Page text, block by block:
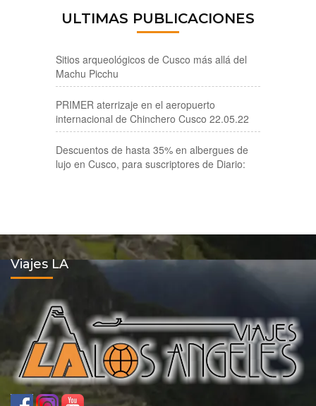
ULTIMAS PUBLICACIONES
Sitios arqueológicos de Cusco más allá del
Machu Picchu
PRIMER aterrizaje en el aeropuerto
internacional de Chinchero Cusco 22.05.22
Descuentos de hasta 35% en albergues de
lujo en Cusco, para suscriptores de Diario:
Viajes LA